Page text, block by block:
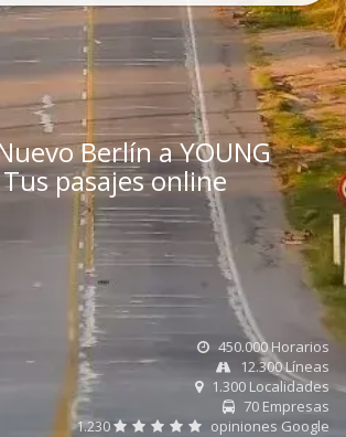
Berlín a YOUNG
pasajes online
450.000 Horarios
12.300 Líneas
1.300 Localidades
70 Empresas
1.230
opiniones Google